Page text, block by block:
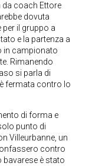
coach Ettore
dovuta
il gruppo a
e la partenza a
in campionato
Rimanendo
si parla di
fermata contro lo
di forma e
punto di
Villeurbanne, un
contro
bavarese è stato